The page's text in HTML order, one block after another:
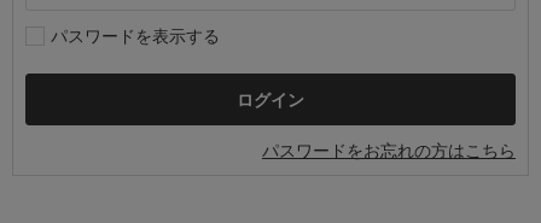
パスワードを表示する
パスワードをお忘れの方はこちら